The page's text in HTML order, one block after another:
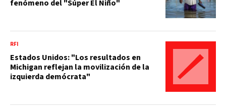
fenómeno del "Súper El Niño"
RFI
Estados Unidos: "Los resultados en
Michigan reflejan la movilización de la
izquierda demócrata"